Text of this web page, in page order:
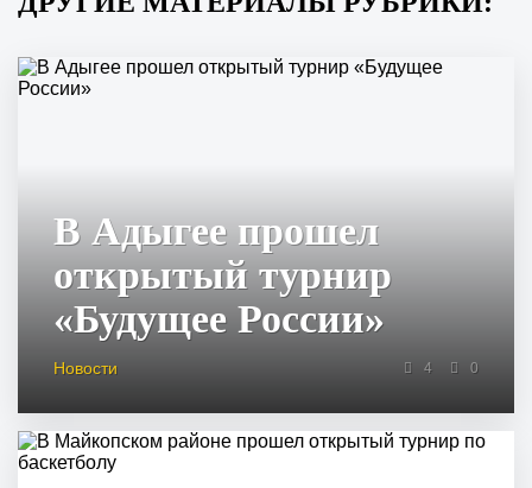
В Адыгее прошел
открытый турнир
«Будущее России»
Новости 4 0